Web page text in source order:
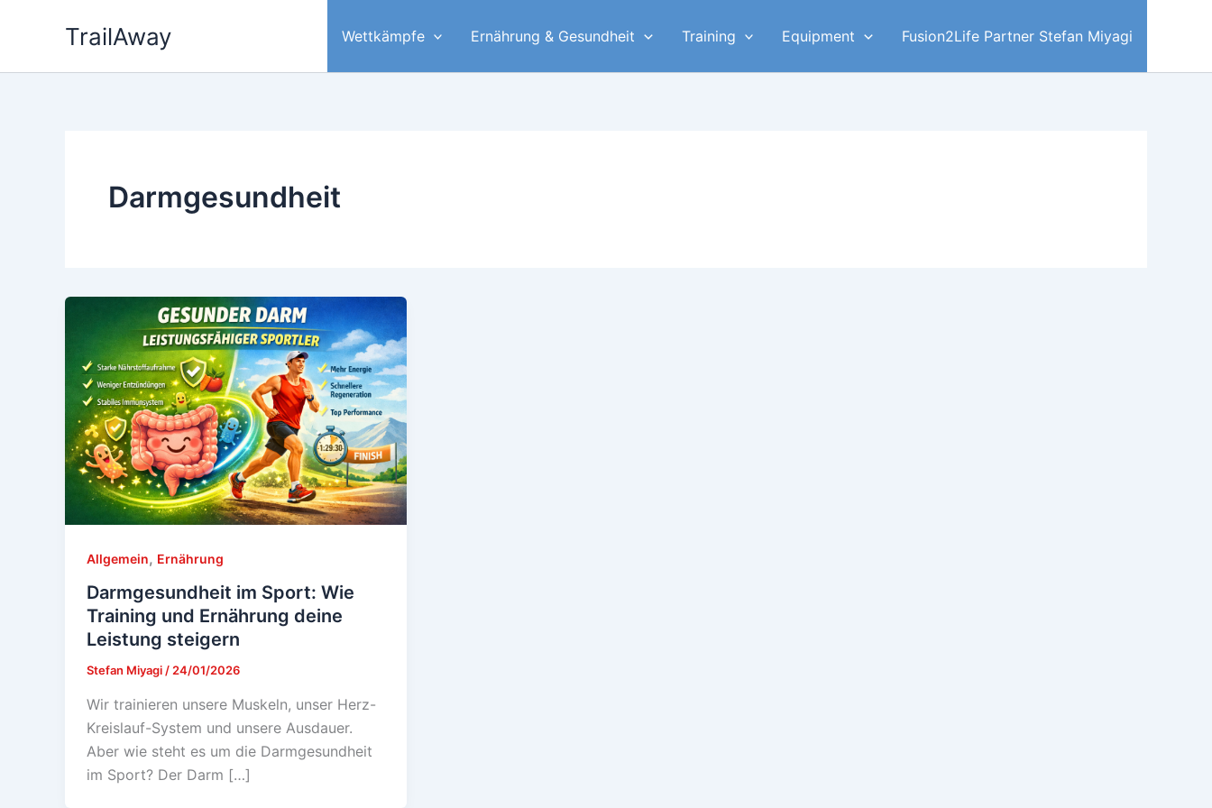
TrailAway Wettkämpfe Ernährung & Gesundheit Training Equipment Fusion2Life Partner Stefan Miyagi
Darmgesundheit
Allgemein, Ernährung
Darmgesundheit im Sport: Wie
Training und Ernährung deine
Leistung steigern
Stefan Miyagi/24/01/2026
Wir trainieren unsere Muskeln, unser Herz-
Kreislauf-System und unsere Ausdauer.
Aber wie steht es um die Darmgesundheit
im Sport? Der Darm […]